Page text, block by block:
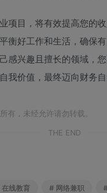
项目，将有效提高您的
衡好工作和生活，确保
感兴趣且擅长的领域，
我价值，最终迈向财务自
有，未经允许请勿转载。
THE END
线教育 # 网络兼职